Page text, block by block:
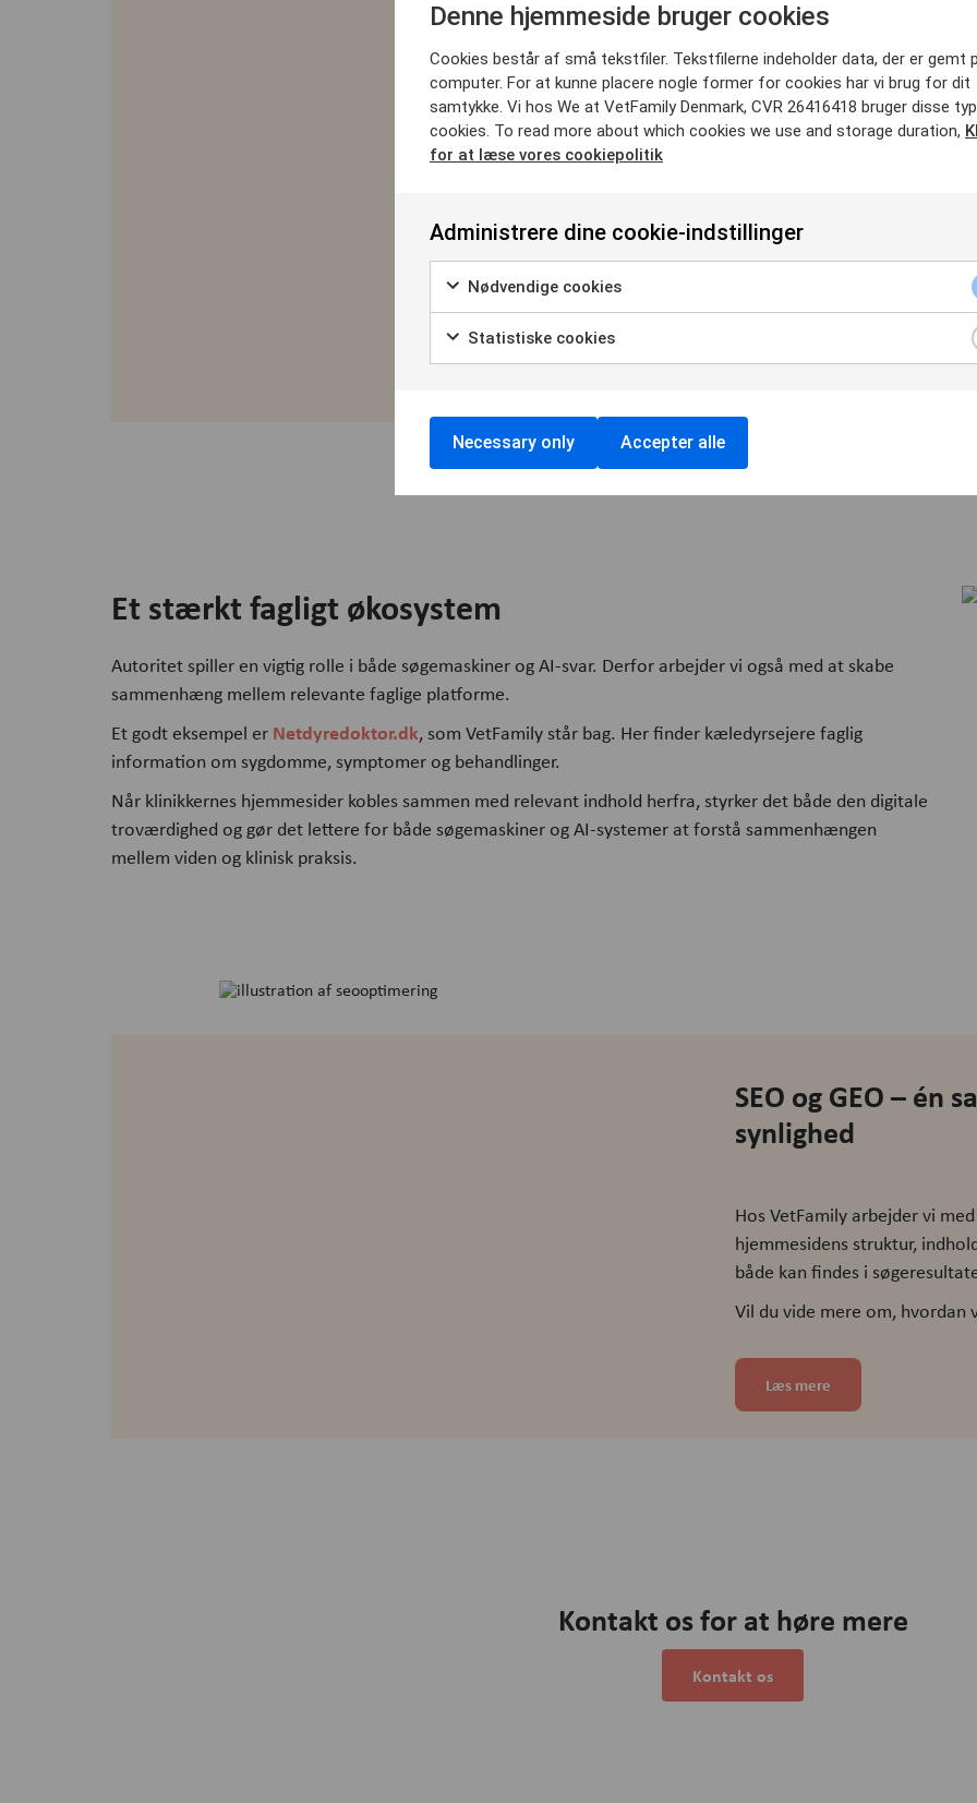
samme
Selvom teknologien ændrer
samme. En stærk digital
opdateret og struktureret, så
indholdet. Den bygger også
kæledyrsejere faktisk søger
der skaber tryghed.
Når disse elementer er på
identificere og anvende
Kort sagt:God SEO er også
Et stærkt fagligt økosystem
Autoritet spiller en vigtig rolle i både søgemaskiner og AI-svar. Derfor arbejder vi også med at skabe
sammenhæng mellem relevante faglige platforme.
Et godt eksempel er Netdyredoktor.dk, som VetFamily står bag. Her finder kæledyrsejere faglig
information om sygdomme, symptomer og behandlinger.
Når klinikkernes hjemmesider kobles sammen med relevant indhold herfra, styrker det både den digitale
troværdighed og gør det lettere for både søgemaskiner og AI-systemer at forstå sammenhængen
mellem viden og klinisk praksis.
SEO og GEO – én
synlighed
Hos VetFamily arbejder vi
hjemmesidens struktur,
både kan findes i
Vil du vide mere om,
Læs mere
Kontakt os for at høre mere
Kontakt os
Denne hjemmeside bruger cookies
Cookies består af små tekstfiler. Tekstfilerne indeholder data, der er gemt
computer. For at kunne placere nogle former for cookies har vi brug for dit
samtykke. Vi hos We at VetFamily Denmark, CVR 26416418 bruger disse
cookies. To read more about which cookies we use and storage duration,
for at læse vores cookiepolitik
Administrere dine cookie-indstillinger
Nødvendige cookies
Statistiske cookies
Necessary only Accepter alle